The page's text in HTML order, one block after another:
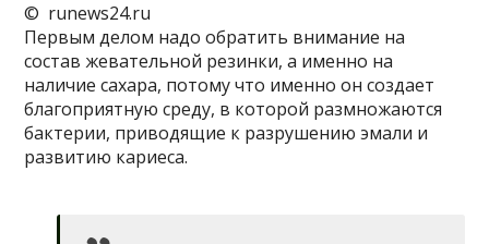
© runews24.ru
Первым делом надо обратить внимание на
состав жевательной резинки, а именно на
наличие сахара, потому что именно он создает
благоприятную среду, в которой размножаются
бактерии, приводящие к разрушению эмали и
развитию кариеса.